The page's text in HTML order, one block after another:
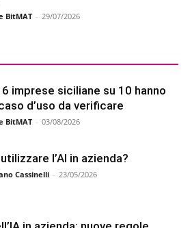
BitMAT - 29/07/2026
imprese siciliane su 10 hanno
d’uso da verificare
BitMAT - 03/08/2026
l’AI in azienda?
Cassinelli - 23/05/2026